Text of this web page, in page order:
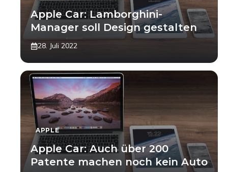
Apple Car: Lamborghini-
Manager soll Design gestalten
28. Juli 2022
APPLE
Apple Car: Auch über 200
Patente machen noch kein Auto